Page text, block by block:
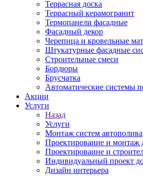
Террасная доска
Террасный керамогранит
Термопанели фасадные
Фасадный декор
Черепица и кровельные
Штукатурные фасадные
Строительные смеси
Бордюры
Брусчатка
Автоматические системы
Акции
Услуги
Назад
Услуги
Монтаж систем автополива
Проектирование и монтаж
Проектироваине и
Индивидуальный проект
Дизайн интерьера